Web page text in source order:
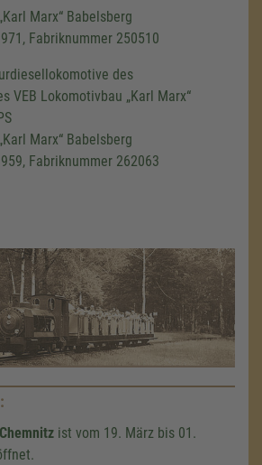
Marx“ Babelsberg
Fabriknummer 250510
des
VEB Lokomotivbau „Karl Marx“
Marx“ Babelsberg
Fabriknummer 262063
ist vom 19. März bis 01.